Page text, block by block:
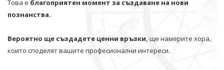
Това е благоприятен момент за създаване на нови
познанства.
Вероятно ще създадете ценни връзки, ще намерите хора,
които споделят вашите професионални интереси.